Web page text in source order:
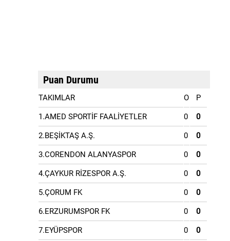
Puan Durumu
TAKIMLAR O P
1.AMED SPORTİF FAALİYETLER 0 0
2.BEŞİKTAŞ A.Ş. 0 0
3.CORENDON ALANYASPOR 0 0
4.ÇAYKUR RİZESPOR A.Ş. 0 0
5.ÇORUM FK 0 0
6.ERZURUMSPOR FK 0 0
7.EYÜPSPOR 0 0